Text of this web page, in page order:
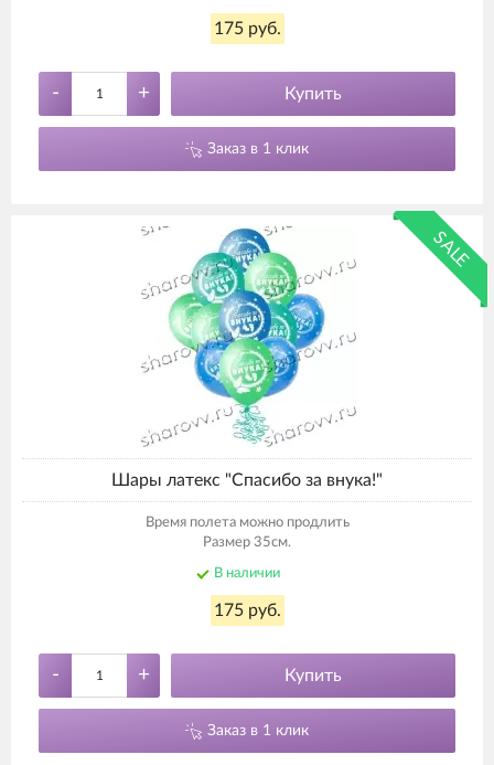
175 руб.
- + Купить
Заказ в 1 клик
SALE
Шары латекс "Спасибо за внука!"
Время полета можно продлить
Размер 35см.
В наличии
175 руб.
- + Купить
Заказ в 1 клик